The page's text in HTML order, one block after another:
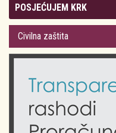
Kolegij gradonačelnika
Gradsko vijeće
Odluke Grada Krka
Obrazovanje
POSJEĆUJEM KRK
Plan Grada Krka
Krk 360° VR panorama
Krk uživo
Fotogalerije
Kalendar događanja
Civilna zaštita